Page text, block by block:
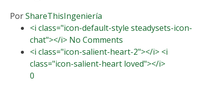
PorShareThisIngeniería
<i class="icon-default-style steadysets-icon-
chat"></i> No Comments
<i class="icon-salient-heart-2"></i> <i
class="icon-salient-heart loved"></i>
0